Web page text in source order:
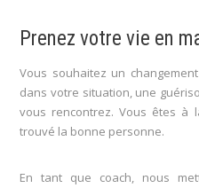
Prenez votre vie en
Vous souhaitez un
dans votre situation, une
vous rencontrez. Vous êtes à
trouvé la bonne personne.
En tant que coach, nous